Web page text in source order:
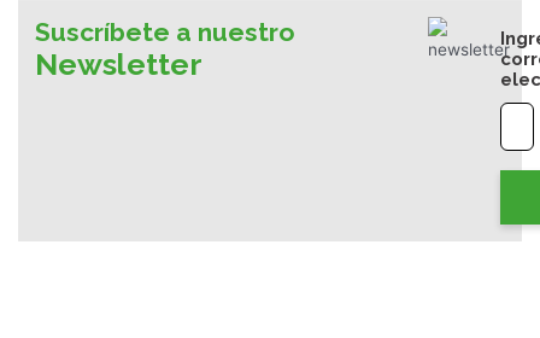
Suscríbete a nuestro
Newsletter